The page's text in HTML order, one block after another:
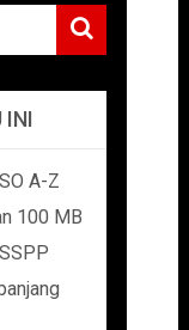
INI
A-Z
100 MB